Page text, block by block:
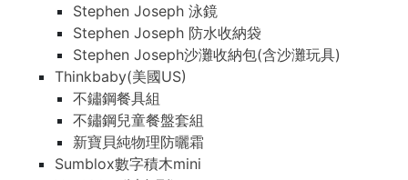
Stephen Joseph 泳鏡
Stephen Joseph 防水收納袋
Stephen Joseph沙灘收納包(含沙灘玩具)
Thinkbaby(美國US)
不鏽鋼餐具組
不鏽鋼兒童餐盤套組
新寶貝純物理防曬霜
Sumblox數字積木mini